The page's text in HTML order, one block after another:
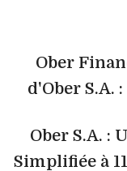
Ober
d'Ober S.A.
Ober S.A. :
Simplifiée à